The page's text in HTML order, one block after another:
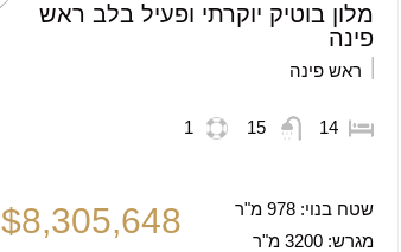
מלון בוטיק יוקרתי ופעיל בלב ראש
פינה
ראש פינה
14
15
1
שטח בנוי: 978 מ"ר
מגרש: 3200 מ"ר
$8,305,648